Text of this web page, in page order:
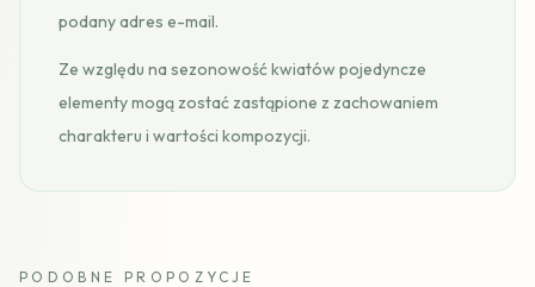
podany adres e-mail.
Ze względu na sezonowość kwiatów pojedyncze
elementy mogą zostać zastąpione z zachowaniem
charakteru i wartości kompozycji.
PODOBNE PROPOZYCJE